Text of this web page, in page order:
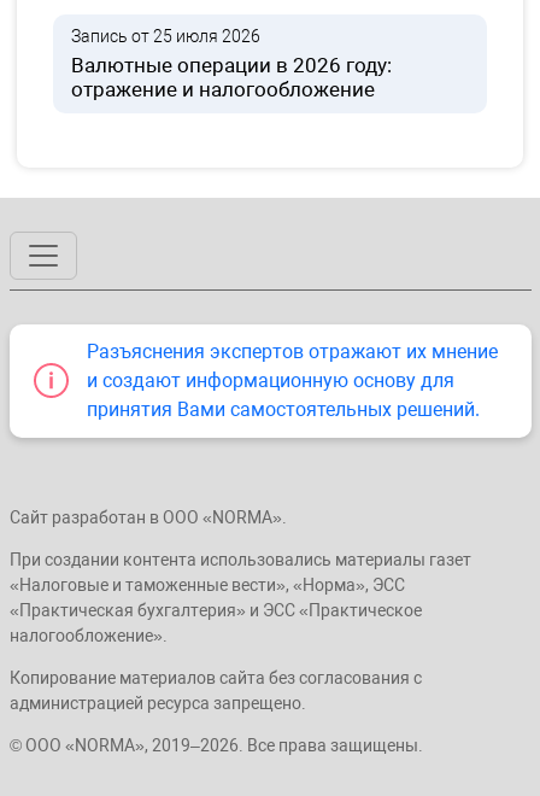
Запись от 25 июля 2026
Валютные операции в 2026 году:
отражение и налогообложение
Разъяснения экспертов отражают их мнение
и создают информационную основу для
принятия Вами самостоятельных решений.
Сайт разработан в ООО «NORMA».
При создании контента использовались материалы газет
«Налоговые и таможенные вести», «Норма», ЭСС
«Практическая бухгалтерия» и ЭСС «Практическое
налогообложение».
Копирование материалов сайта без согласования с
администрацией ресурса запрещено.
© ООО «NORMA», 2019–2026. Все права защищены.